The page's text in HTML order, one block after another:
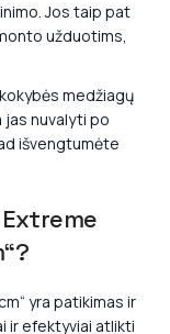
Jos taip pat
užduotims,
medžiagų
jas nuvalyti po
išvengtumėte
yra patikimas ir
ir efektyviai atlikti